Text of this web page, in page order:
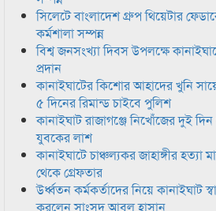
সিলেটে বাংলাদেশ গ্রুপ থিয়েটার
কর্মশালা সম্পন্ন
বিশ্ব জনসংখ্যা দিবস উপলক্ষে
প্রদান
কানাইঘাটের কিশোর আহাদের খুনি
৫ দিনের রিমান্ড চাইবে পুলিশ
কানাইঘাট রাজাগঞ্জে নিখোঁজের দুই
যুবকের লাশ
কানাইঘাটে চাঞ্চল্যকর জাহাঙ্গীর
থেকে গ্রেফতার
উর্ধ্বতন কর্মকর্তাদের নিয়ে কানাইঘাট
করলেন সাংসদ আবুল হাসান